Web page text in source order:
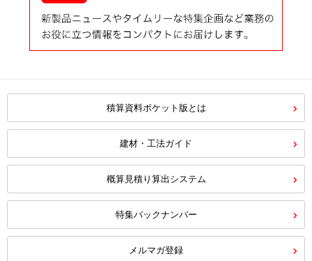
積算資料ポケット版とは
建材・工法ガイド
概算見積り算出システム
特集バックナンバー
メルマガ登録